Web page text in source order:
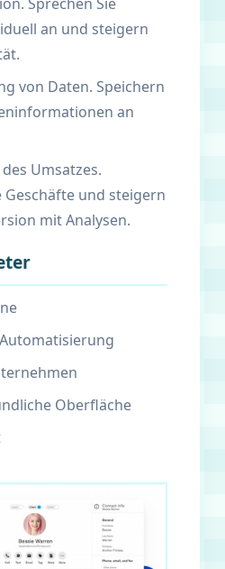
an und steigern
von Daten. Speichern
an
Umsatzes.
Geschäfte und steigern
mit Analysen.
Automatisierung
Oberfläche